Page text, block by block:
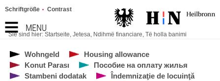
MENU
Schriftgröße Contrast
Sie sind hier: Startseite, Jetesa, Ndihmë financiare, Të holla banimi
Wohngeld
Housing allowance
Konut Parası
Пособие на оплату жилья
Stambeni dodatak
Îndemnizaţie de locuinţă